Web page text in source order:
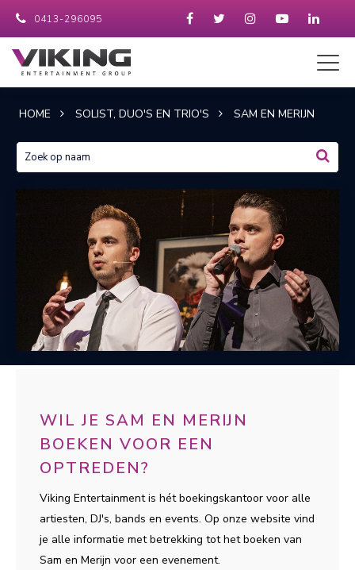
0413-296095
HOME SOLIST, DUO'S EN TRIO'S SAM EN MERIJN
WIL JE SAM EN MERIJN
BOEKEN VOOR EEN
OPTREDEN?
Viking Entertainment is hét boekingskantoor voor alle
artiesten, DJ's, bands en events. Op onze website vind
je alle informatie met betrekking tot het boeken van
Sam en Merijn voor een evenement.